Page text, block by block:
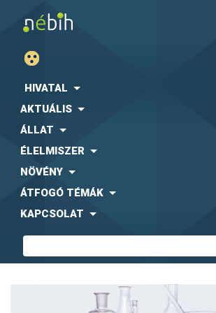
HIVATAL
AKTUÁLIS
ÁLLAT
ÉLELMISZER
NÖVÉNY
ÁTFOGÓ TÉMÁK
KAPCSOLAT